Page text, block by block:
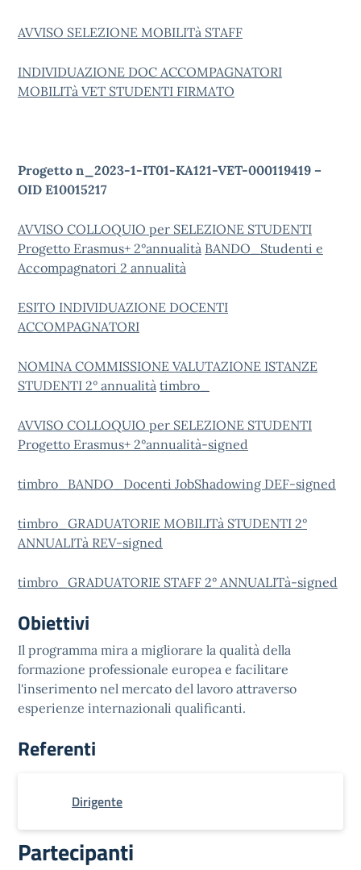
AVVISO SELEZIONE MOBILITà STAFF
INDIVIDUAZIONE DOC ACCOMPAGNATORI
MOBILITà VET STUDENTI FIRMATO
Progetto n_2023-1-IT01-KA121-VET-000119419 –
OID E10015217
AVVISO COLLOQUIO per SELEZIONE STUDENTI
Progetto Erasmus+ 2°annualità BANDO_Studenti e
Accompagnatori 2 annualità
ESITO INDIVIDUAZIONE DOCENTI
ACCOMPAGNATORI
NOMINA COMMISSIONE VALUTAZIONE ISTANZE
STUDENTI 2° annualità timbro_
AVVISO COLLOQUIO per SELEZIONE STUDENTI
Progetto Erasmus+ 2°annualità-signed
timbro_BANDO_Docenti JobShadowing DEF-signed
timbro_GRADUATORIE MOBILITà STUDENTI 2°
ANNUALITà REV-signed
timbro_GRADUATORIE STAFF 2° ANNUALITà-signed
Obiettivi
Il programma mira a migliorare la qualità della
formazione professionale europea e facilitare
l'inserimento nel mercato del lavoro attraverso
esperienze internazionali qualificanti.
Referenti
Dirigente
Partecipanti